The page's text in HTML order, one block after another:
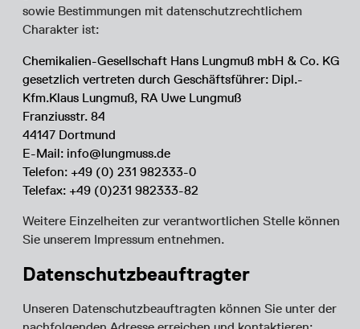
sowie Bestimmungen mit datenschutzrechtlichem
Charakter ist:
Chemikalien-Gesellschaft Hans Lungmuß mbH & Co. KG
gesetzlich vertreten durch Geschäftsführer: Dipl.-
Kfm.Klaus Lungmuß, RA Uwe Lungmuß
Franziusstr. 84
44147 Dortmund
E-Mail: info@lungmuss.de
Telefon: +49 (0) 231 982333-0
Telefax: +49 (0)231 982333-82
Weitere Einzelheiten zur verantwortlichen Stelle können
Sie unserem Impressum entnehmen.
Datenschutzbeauftragter
Unseren Datenschutzbeauftragten können Sie unter der